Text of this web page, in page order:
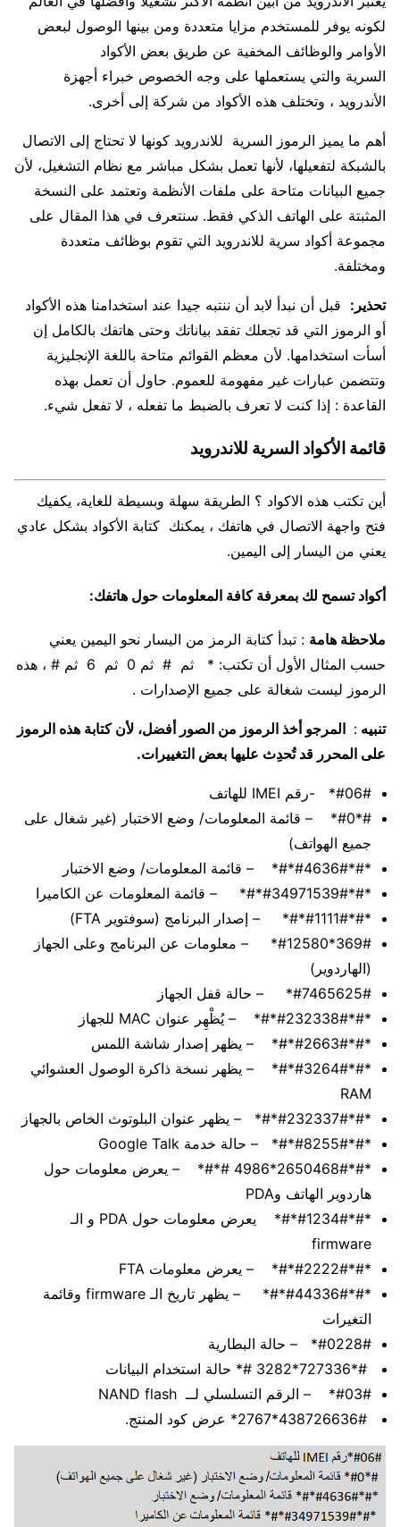
لكونه يوفر للمستخدم مزايا متعددة ومن بينها الوصول لبعض
الأوامر والوظائف المخفية عن طريق بعض الأكواد
السرية والتي يستعملها على وجه الخصوص خبراء أجهزة
الأندرويد ، وتختلف هذه الأكواد من شركة إلى أخرى.
أهم ما يميز الرموز السرية للاندرويد كونها لا تحتاج إلى الاتصال
بالشبكة لتفعيلها، لأنها تعمل بشكل مباشر مع نظام التشغيل، لأن
جميع البيانات متاحة على ملفات الأنظمة وتعتمد على النسخة
المثبتة على الهاتف الذكي فقط. سنتعرف في هذا المقال على
مجموعة أكواد سرية للاندرويد التي تقوم بوظائف متعددة
ومختلفة.
تحذير: قبل أن نبدأ لابد أن ننتبه جيدا عند استخدامنا هذه الأكواد
أو الرموز التي قد تجعلك تفقد بياناتك وحتى هاتفك بالكامل إن
أسأت استخدامها. لأن معظم القوائم متاحة باللغة الإنجليزية
وتتضمن عبارات غير مفهومة للعموم. حاول أن تعمل بهذه
القاعدة : إذا كنت لا تعرف بالضبط ما تفعله ، لا تفعل شيء.
قائمة الأكواد السرية للاندرويد
أين تكتب هذه الاكواد ؟ الطريقة سهلة وبسيطة للغاية، يكفيك
فتح واجهة الاتصال في هاتفك ، يمكنك كتابة الأكواد بشكل عادي
يعني من اليسار إلى اليمين.
أكواد تسمح لك بمعرفة كافة المعلومات حول هاتفك:
ملاحظة هامة : تبدأ كتابة الرمز من اليسار نحو اليمين يعني
حسب المثال الأول أن تكتب: * ثم # ثم 0 ثم 6 ثم # ، هذه
الرموز ليست شغالة على جميع الإصدارات .
تنبيه : المرجو أخذ الرموز من الصور أفضل، لأن كتابة هذه الرموز
على المحرر قد تُحدِث عليها بعض التغييرات.
#06#* -رقم IMEI للهاتف
#*#0* – قائمة المعلومات/ وضع الاختبار (غير شغال على
جميع الهواتف)
*#*#4636#*#* – قائمة المعلومات/ وضع الاختبار
*#*#34971539#*#* – قائمة المعلومات عن الكاميرا ​
*#*#1111#*#* – إصدار البرنامج (سوفتوير FTA)
369#*#12580* – معلومات عن البرنامج وعلى الجهاز
(الهاردوير)
#7465625#* – حالة قفل الجهاز
*#*#232338#*#* – يُظْهِر عنوان MAC للجهاز
*#*#2663#*#* – يظهر إصدار شاشة اللمس
*#*#3264#*#* – يظهر نسخة ذاكرة الوصول العشوائي
RAM
*#*#232337#*#* – يظهر عنوان البلوتوث الخاص بالجهاز
*#*#8255#*#* – حالة خدمة Google Talk
*#*2650468#*4986 #*#* – يعرض معلومات حول
هاردوير الهاتف وPDA
*#*#1234#*#* يعرض معلومات حول PDA و الـ
firmware
*#*#2222#*#* – يعرض معلومات FTA
*#*#44336#*#* – يظهر تاريخ الـ firmware وقائمة
التغيرات
#0228#* – حالة البطارية
#*727336*3282 #* حالة استخدام البيانات
#03#* – الرقم التسلسلي لــ NAND flash